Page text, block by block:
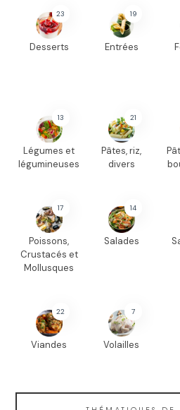
23
Desserts
19
Entrées
13
Légumes et
légumineuses
21
Pâtes, riz,
divers
17
Poissons,
Crustacés et
Mollusques
14
Salades
22
Viandes
7
Volailles